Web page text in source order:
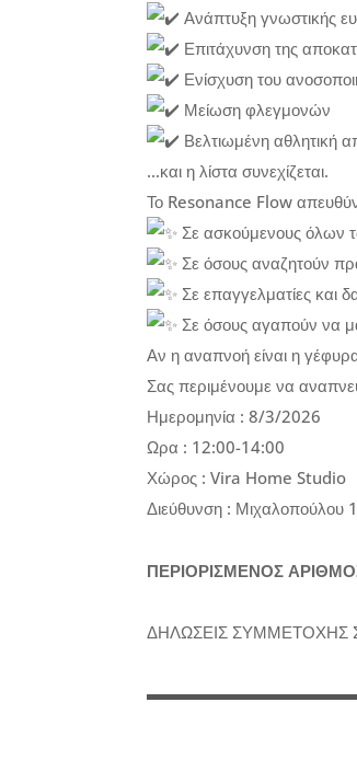
Ανάπτυξη γνωστικής
Επιτάχυνση της
Ενίσχυση του
Μείωση φλεγμονών
Βελτιωμένη αθλητική
…και η λίστα συνεχίζεται.
Το Resonance Flow
Σε ασκούμενους όλων
Σε όσους αναζητούν
Σε επαγγελματίες και
Σε όσους αγαπούν να
Αν η αναπνοή είναι η
Σας περιμένουμε να
Ημερομηνία : 8/3/2026
Ωρα : 12:00-14:00
Χώρος : Vira Home Studio
Διεύθυνση :
ΠΕΡΙΟΡΙΣΜΕΝΟΣ
ΔΗΛΩΣΕΙΣ ΣΥΜΜΕΤΟΧΗΣ